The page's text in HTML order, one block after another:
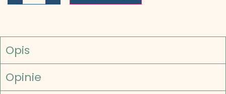
Opis
Opinie